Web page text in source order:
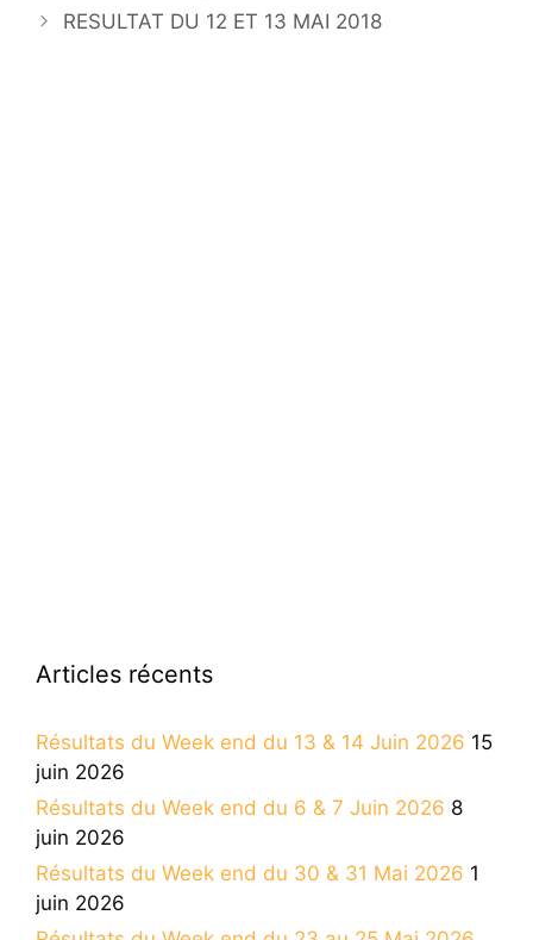
RESULTAT DU 12 ET 13 MAI 2018
Articles récents
Résultats du Week end du 13 & 14 Juin 2026 15
juin 2026
Résultats du Week end du 6 & 7 Juin 2026 8
juin 2026
Résultats du Week end du 30 & 31 Mai 2026 1
juin 2026